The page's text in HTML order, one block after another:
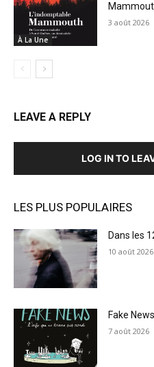
À La Une
3 août 2026
LEAVE A REPLY
LOG IN TO
LES PLUS POPULAIRES
Dans les
10 août 2026
Fake News
7 août 2026